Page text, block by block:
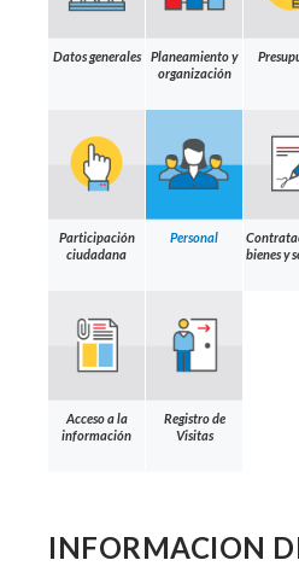
Datos generales
Planeamiento y
organización
Participación
ciudadana
Personal
bienes y
Acceso a la
información
Registro de
Visitas
INFORMACION